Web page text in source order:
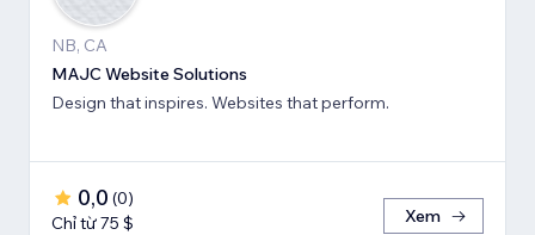
NB, CA
MAJC Website Solutions
Design that inspires. Websites that perform.
0,0 (0)
Chỉ từ 75 $
Xem